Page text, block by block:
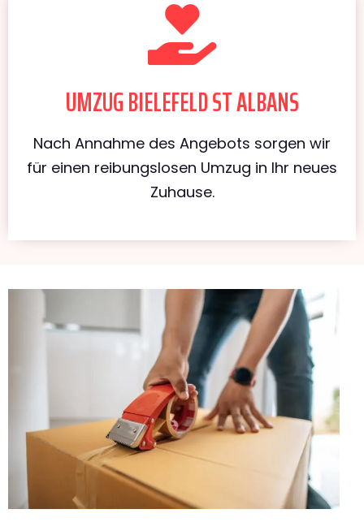
UMZUG BIELEFELD ST ALBANS
Nach Annahme des Angebots sorgen wir
für einen reibungslosen Umzug in Ihr neues
Zuhause.